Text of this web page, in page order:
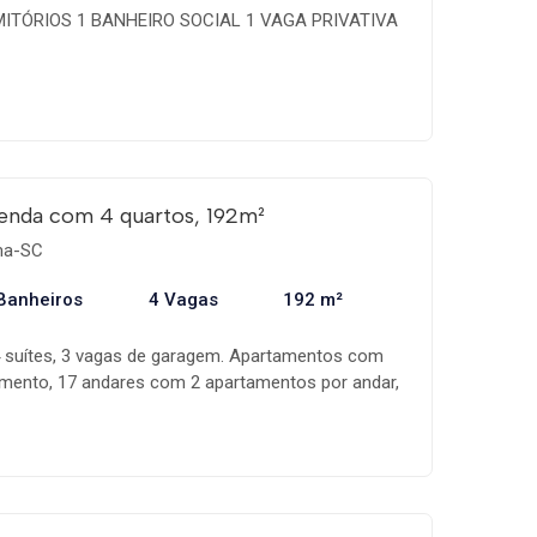
1 BANHEIRO SOCIAL 1 VAGA PRIVATIVA
com 4 quartos, 192m²
SC
4 Vagas 192 m²
3 vagas de garagem. Apartamentos com
17 andares com 2 apartamentos por andar,
- Brinquedoteca - Academia Apartamentos